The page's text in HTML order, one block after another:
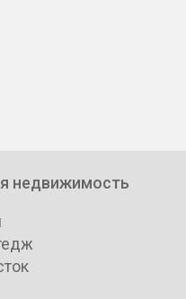
недвижимость